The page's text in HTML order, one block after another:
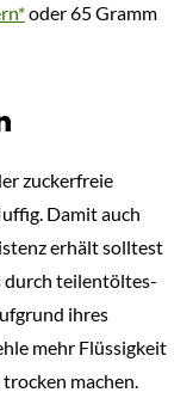
oder 65 Gramm
zuckerfreie
Damit auch
erhält solltest
durch teilentöltes-
ihres
mehr Flüssigkeit
machen.